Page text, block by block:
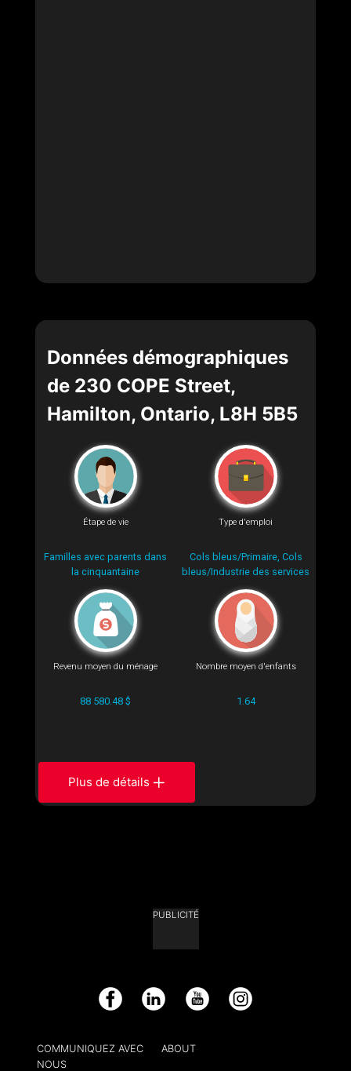
Données démographiques
de 230 COPE Street,
Hamilton, Ontario, L8H 5B5
Étape de vie
Familles avec parents dans
la cinquantaine
Type d'emploi
Cols bleus/Primaire, Cols
bleus/Industrie des services
Revenu moyen du ménage
88 580.48 $
Nombre moyen d'enfants
1.64
Plus de détails
PUBLICITÉ
Facebook LinkedIn YouTube Instagram
COMMUNIQUEZ AVEC
NOUS
ABOUT